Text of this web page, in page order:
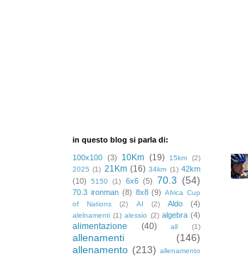
in questo blog si parla di:
100x100 (3) 10Km (19) 15km
(2)
2025 (1) 21Km (16) 34km (1) 42km
(10)
5150 (1) 6x6 (5) 70.3 (54)
70.3 ironman (8) 8x8 (9) Africa Cup
of Nations
(2) AI (2) Aldo (4)
alelnamenti (1) alessio (2) algebra (4)
alimentazione (40) all (1)
allenamenti
(146)
allenamento (213) allenamento